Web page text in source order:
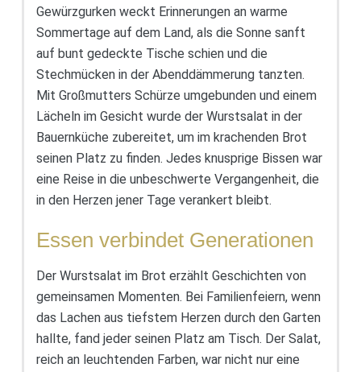
Gewürzgurken weckt Erinnerungen an warme
Sommertage auf dem Land, als die Sonne sanft
auf bunt gedeckte Tische schien und die
Stechmücken in der Abenddämmerung tanzten.
Mit Großmutters Schürze umgebunden und einem
Lächeln im Gesicht wurde der Wurstsalat in der
Bauernküche zubereitet, um im krachenden Brot
seinen Platz zu finden. Jedes knusprige Bissen war
eine Reise in die unbeschwerte Vergangenheit, die
in den Herzen jener Tage verankert bleibt.
Essen verbindet Generationen
Der Wurstsalat im Brot erzählt Geschichten von
gemeinsamen Momenten. Bei Familienfeiern, wenn
das Lachen aus tiefstem Herzen durch den Garten
hallte, fand jeder seinen Platz am Tisch. Der Salat,
reich an leuchtenden Farben, war nicht nur eine